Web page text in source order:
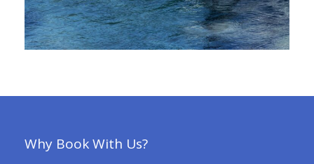
6 Ιουνίου, 2016
Why Book With Us?